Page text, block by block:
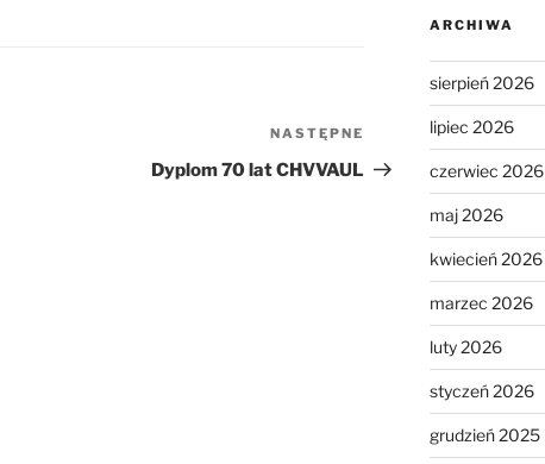
Następny
wpis
NASTĘPNE
Dyplom 70 lat CHVVAUL
ARCHIWA
sierpień 2026
lipiec 2026
czerwiec 2026
maj 2026
kwiecień 2026
marzec 2026
luty 2026
styczeń 2026
grudzień 2025